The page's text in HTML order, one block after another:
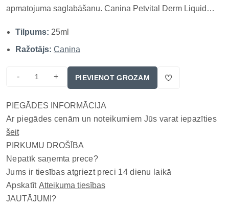
apmatojuma saglabāšanu. Canina Petvital Derm Liquid
ādas kopšanas vajadzībām. Neaizvietojamās taukskābes,
biotīns un cinks veicina spī...
Tilpums: 25ml
Ražotājs: Canina
- + PIEVIENOT GROZAM
PIEGĀDES INFORMĀCIJA
Ar piegādes cenām un noteikumiem Jūs varat iepazīties
šeit
PIRKUMU DROŠĪBA
Nepatīk saņemta prece?
Jums ir tiesības atgriezt preci 14 dienu laikā
Apskatīt Atteikuma tiesības
JAUTĀJUMI?